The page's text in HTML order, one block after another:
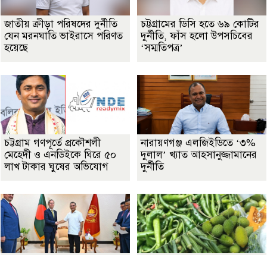
জাতীয় ক্রীড়া পরিষদের দুর্নীতি
যেন মরনঘাতি ভাইরাসে পরিণত
হয়েছে
চট্টগ্রামের ডিসি হতে ৬৯ কোটির
দুর্নীতি, ফাঁস হলো উপসচিবের
‘সম্মতিপত্র’
চট্টগ্রাম গণপূর্তে প্রকৌশলী
মেহেদী ও এনডিইকে ঘিরে ৫০
লাখ টাকার ঘুষের অভিযোগ
নারায়ণগঞ্জ এলজিইডিতে ‘৩%
দুলাল’ খ্যাত আহসানুজ্জামানের
দুর্নীতি